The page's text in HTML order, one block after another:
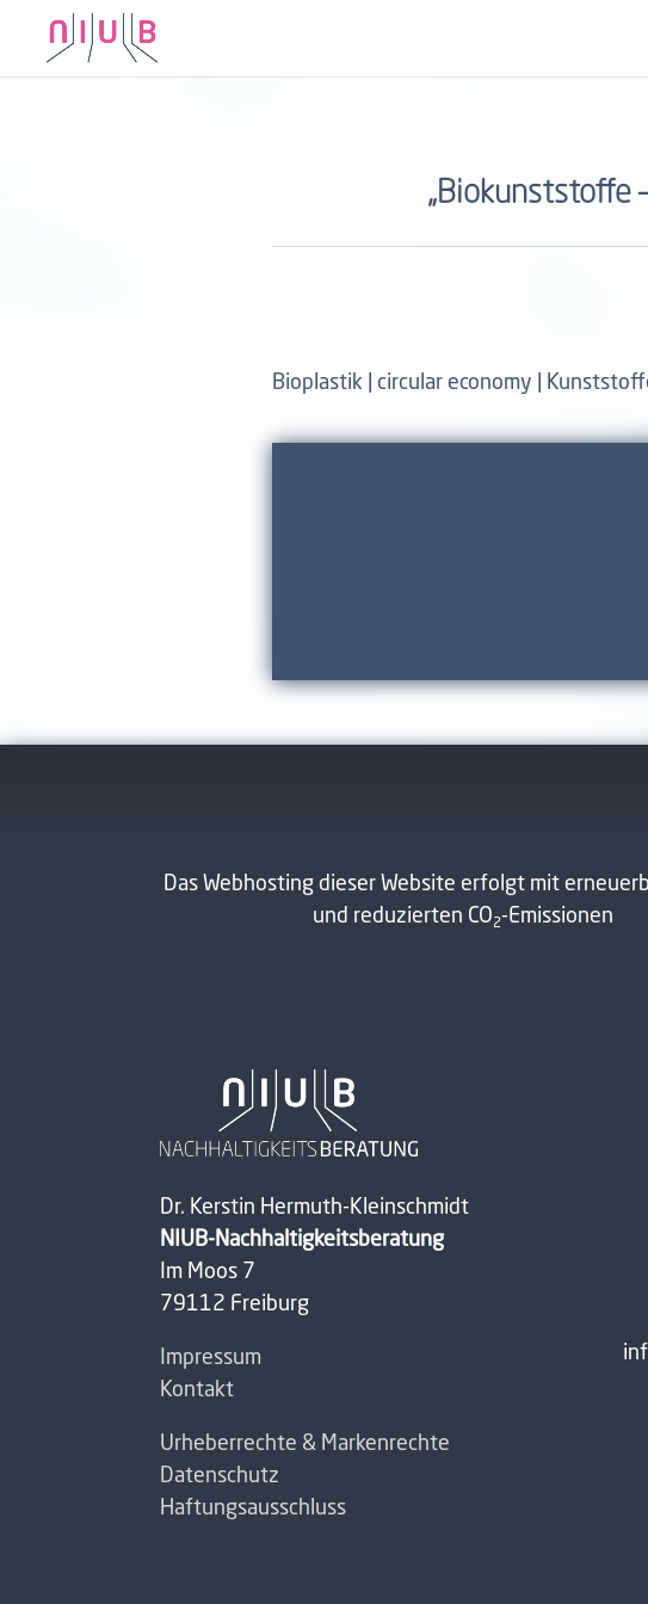
„Biokunststoffe
Bioplastik | circular economy |
Das Webhosting dieser Website erfolgt mit
und reduzierten CO2-Emissionen
Dr. Kerstin Hermuth-Kleinschmidt
NIUB-Nachhaltigkeitsberatung
Im Moos 7
79112 Freiburg
Impressum
Kontakt
Urheberrechte & Markenrechte
Datenschutz
Haftungsausschluss